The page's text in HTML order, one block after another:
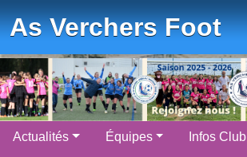
As Verchers Foot
Actualités Équipes Infos Club